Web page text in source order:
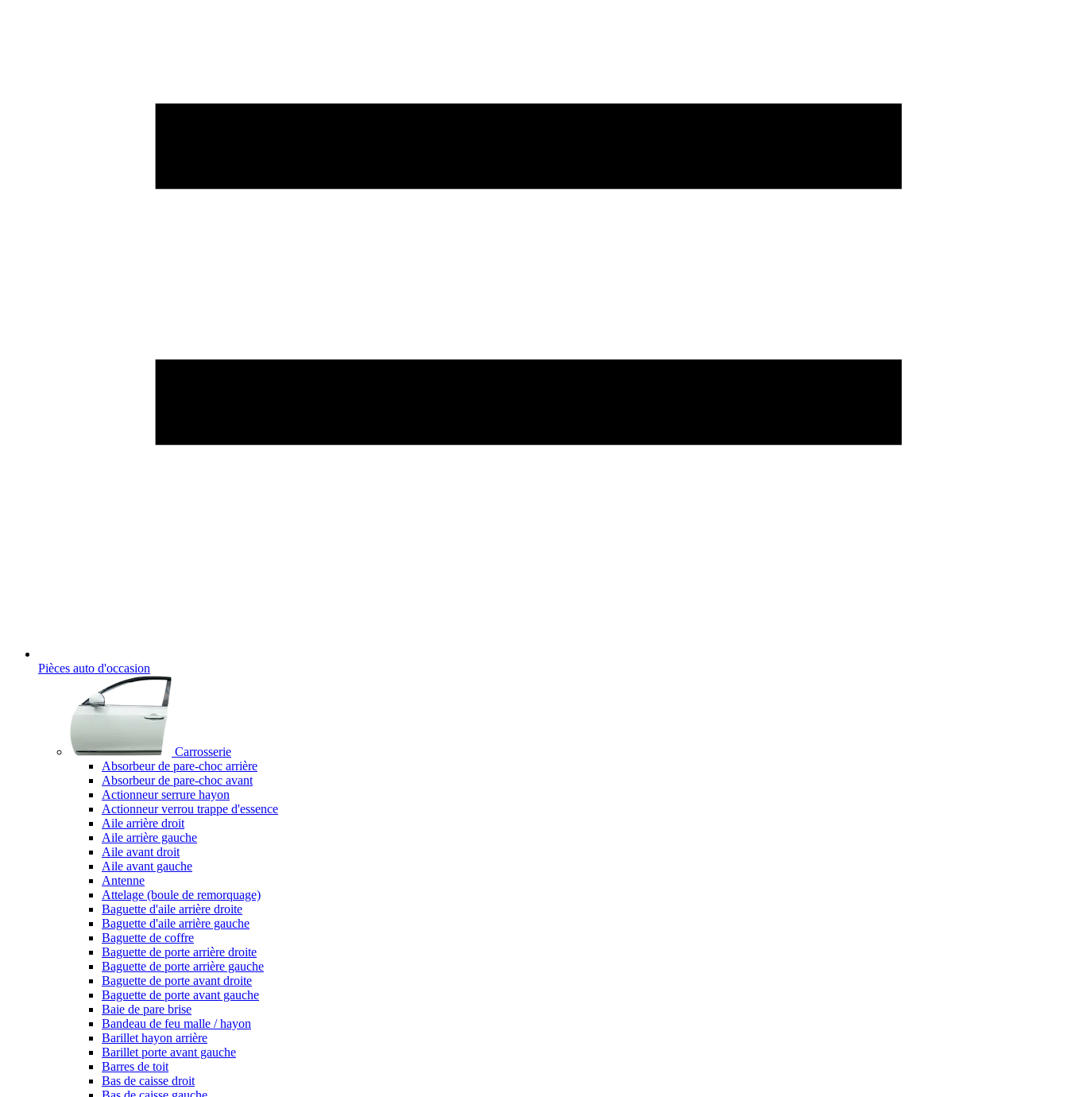
Pièces auto d'occasion
Carrosserie
Absorbeur de pare-choc arrière
Absorbeur de pare-choc avant
Actionneur serrure hayon
Actionneur verrou trappe d'essence
Aile arrière droit
Aile arrière gauche
Aile avant droit
Aile avant gauche
Antenne
Attelage (boule de remorquage)
Baguette d'aile arrière droite
Baguette d'aile arrière gauche
Baguette de coffre
Baguette de porte arrière droite
Baguette de porte arrière gauche
Baguette de porte avant droite
Baguette de porte avant gauche
Baie de pare brise
Bandeau de feu malle / hayon
Barillet hayon arrière
Barillet porte avant gauche
Barres de toit
Bas de caisse droit